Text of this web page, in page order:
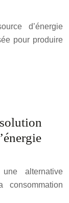
d’énergie
pour produire
alternative
consommation